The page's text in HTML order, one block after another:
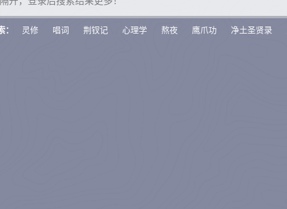
： 灵修 唱词 荆钗记 心理学 熬夜 鹰爪功 净土圣贤录